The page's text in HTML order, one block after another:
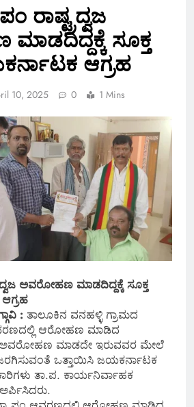
ರಾಷ್ಟ್ರದ್ವಜ
ಸೂಕ್ತ
ಆಗ್ರಹ
10, 2025 0 1 Mins
ಅವರೋಹಣ ಮಾಡದಿದ್ದಕ್ಕೆ ಸೂಕ್ತ
: ತಾಲೂಕಿನ ವನಹಳ್ಳಿ ಗ್ರಾಮದ
ಆರೋಹಣ ಮಾಡಿದ
ಅವರೋಹಣ ಮಾಡದೇ ಇರುವವರ ಮೇಲೆ
ಜರಗಿಸುವಂತೆ ಒತ್ತಾಯಿಸಿ ಜಯಕರ್ನಾಟಕ
ತಾ.ಪ. ಕಾರ್ಯನಿರ್ವಾಹಕ